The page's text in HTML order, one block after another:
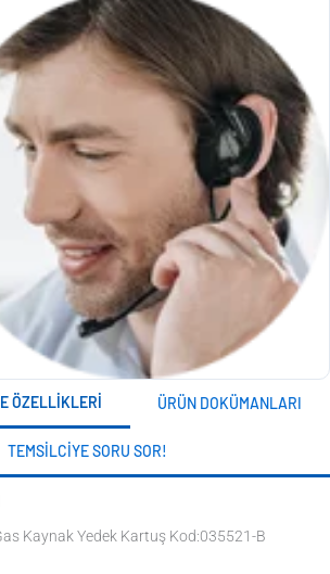
ÖZELLIKLERI ÜRÜN DOKÜMANLARI
TEMSILCIYE SORU SOR!
Kaynak Yedek Kartuş Kod:035521-B